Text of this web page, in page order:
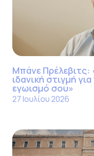
Μπάνε Πρέλεβιτς:
ιδανική στιγμή
εγωισμό σου»
27 Ιουλίου 2026